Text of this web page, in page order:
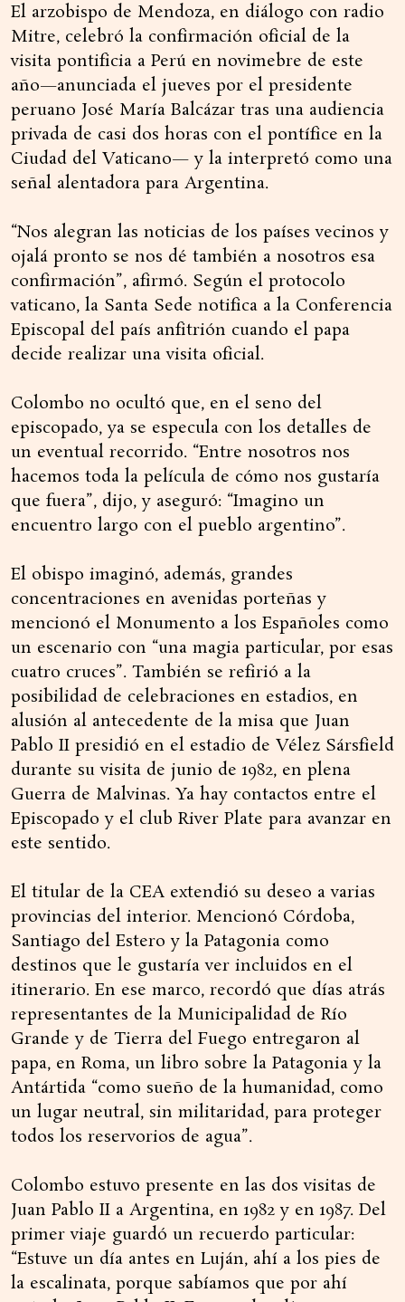
El arzobispo de Mendoza, en diálogo con radio
Mitre, celebró la confirmación oficial de la
visita pontificia a Perú en novimebre de este
año—anunciada el jueves por el presidente
peruano José María Balcázar tras una audiencia
privada de casi dos horas con el pontífice en la
Ciudad del Vaticano— y la interpretó como una
señal alentadora para Argentina.
“Nos alegran las noticias de los países vecinos y
ojalá pronto se nos dé también a nosotros esa
confirmación”, afirmó. Según el protocolo
vaticano, la Santa Sede notifica a la Conferencia
Episcopal del país anfitrión cuando el papa
decide realizar una visita oficial.
Colombo no ocultó que, en el seno del
episcopado, ya se especula con los detalles de
un eventual recorrido. “Entre nosotros nos
hacemos toda la película de cómo nos gustaría
que fuera”, dijo, y aseguró: “Imagino un
encuentro largo con el pueblo argentino”.
El obispo imaginó, además, grandes
concentraciones en avenidas porteñas y
mencionó el Monumento a los Españoles como
un escenario con “una magia particular, por esas
cuatro cruces”. También se refirió a la
posibilidad de celebraciones en estadios, en
alusión al antecedente de la misa que Juan
Pablo II presidió en el estadio de Vélez Sársfield
durante su visita de junio de 1982, en plena
Guerra de Malvinas. Ya hay contactos entre el
Episcopado y el club River Plate para avanzar en
este sentido.
El titular de la CEA extendió su deseo a varias
provincias del interior. Mencionó Córdoba,
Santiago del Estero y la Patagonia como
destinos que le gustaría ver incluidos en el
itinerario. En ese marco, recordó que días atrás
representantes de la Municipalidad de Río
Grande y de Tierra del Fuego entregaron al
papa, en Roma, un libro sobre la Patagonia y la
Antártida “como sueño de la humanidad, como
un lugar neutral, sin militaridad, para proteger
todos los reservorios de agua”.
Colombo estuvo presente en las dos visitas de
Juan Pablo II a Argentina, en 1982 y en 1987. Del
primer viaje guardó un recuerdo particular:
“Estuve un día antes en Luján, ahí a los pies de
la escalinata, porque sabíamos que por ahí